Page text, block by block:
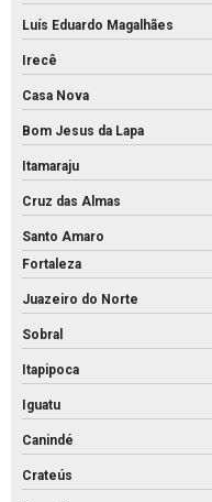
Luís Eduardo Magalhães
Irecê
Casa Nova
Bom Jesus da Lapa
Itamaraju
Cruz das Almas
Santo Amaro
Fortaleza
Juazeiro do Norte
Sobral
Itapipoca
Iguatu
Canindé
Crateús